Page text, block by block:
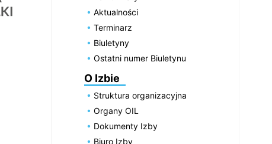
Aktualności
Terminarz
Biuletyny
Ostatni numer Biuletynu
O Izbie
Struktura organizacyjna
Organy OIL
Dokumenty Izby
Biuro Izby